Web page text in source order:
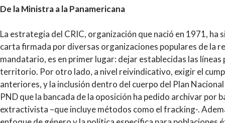
De la Ministra a la Panamericana
La estrategia del CRIC, organización que nació en 1971,
carta firmada por diversas organizaciones populares de la
mandatario, es en primer lugar: dejar establecidas las
territorio. Por otro lado, a nivel reivindicativo, exigir el
anteriores, y la inclusión dentro del cuerpo del Plan
PND que la bancada de la oposición ha pedido archivar por
extractivista –que incluye métodos como el fracking-.